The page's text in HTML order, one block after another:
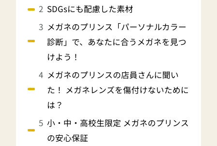
SDGsにも配慮した素材
メガネのプリンス「パーソナルカラー
診断」で、あなたに合うメガネを見つ
けよう！
メガネのプリンスの店員さんに聞い
た！ メガネレンズを傷付けないために
は？
小・中・高校生限定 メガネのプリンス
の安心保証